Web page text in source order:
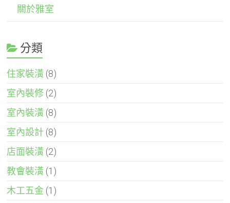
關於雅室
分類
住家裝潢 (8)
室內裝修 (2)
室內裝潢 (8)
室內設計 (8)
店面裝潢 (2)
教會裝潢 (1)
木工五金 (1)